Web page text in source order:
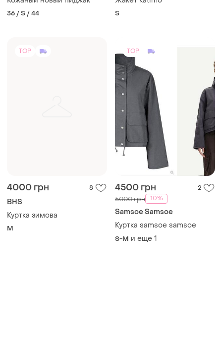
36 / S / 44 S
TOP
4000 грн 8
BHS
Куртка зимова
M
TOP
4500 грн 2
5000 грн -10%
Samsoe Samsoe
Куртка samsoe samsoe
S-M и еще 1